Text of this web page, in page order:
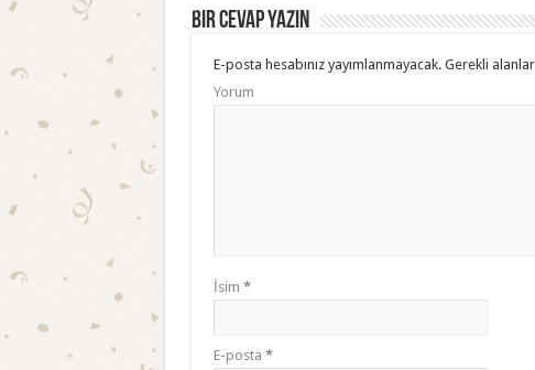
Bir cevap yazın
E-posta hesabınız yayımlanmayacak.Gerekli alanlar
Yorum
İsim *
E-posta *